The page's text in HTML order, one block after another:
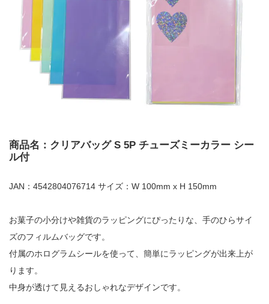
商品名：クリアバッグ S 5P チューズミーカラー シー
ル付
JAN：4542804076714 サイズ：W 100mm x H 150mm
お菓子の小分けや雑貨のラッピングにぴったりな、手のひらサイ
ズのフィルムバッグです。
付属のホログラムシールを使って、簡単にラッピングが出来上が
ります。
中身が透けて見えるおしゃれなデザインです。